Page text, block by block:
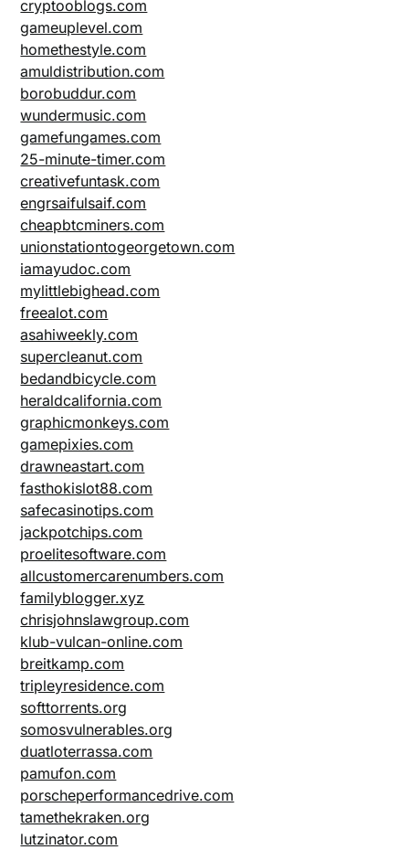
cryptooblogs.com
gameuplevel.com
homethestyle.com
amuldistribution.com
borobuddur.com
wundermusic.com
gamefungames.com
25-minute-timer.com
creativefuntask.com
engrsaifulsaif.com
cheapbtcminers.com
unionstationtogeorgetown.com
iamayudoc.com
mylittlebighead.com
freealot.com
asahiweekly.com
supercleanut.com
bedandbicycle.com
heraldcalifornia.com
graphicmonkeys.com
gamepixies.com
drawneastart.com
fasthokislot88.com
safecasinotips.com
jackpotchips.com
proelitesoftware.com
allcustomercarenumbers.com
familyblogger.xyz
chrisjohnslawgroup.com
klub-vulcan-online.com
breitkamp.com
tripleyresidence.com
softtorrents.org
somosvulnerables.org
duatloterrassa.com
pamufon.com
porscheperformancedrive.com
tamethekraken.org
lutzinator.com